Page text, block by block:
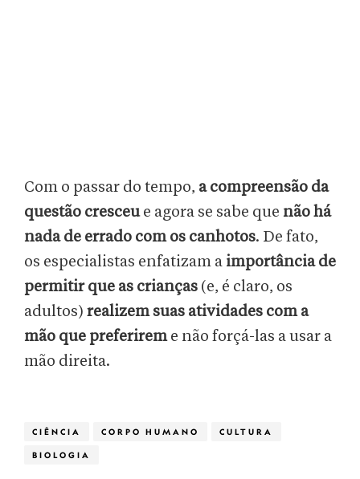
Com o passar do tempo, a compreensão da
questão cresceue agora se sabe que não há
nada de errado com os canhotos. De fato,
os especialistas enfatizam a importância de
permitir que as crianças (e, é claro, os
adultos) realizem suas atividades com a
mão que preferireme não forçá-las a usar a
mão direita.
CIÊNCIA CORPO HUMANO CULTURA
BIOLOGIA